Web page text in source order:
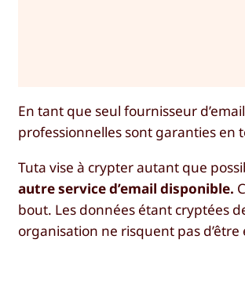
En tant que seul fournisseur
professionnelles sont garanties en
Tuta vise à crypter autant que
autre service d’email disponible.
bout. Les données étant cryptées
organisation ne risquent pas d’être